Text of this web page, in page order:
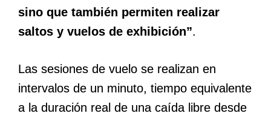
sino que también permiten realizar
saltos y vuelos de exhibición”.
Las sesiones de vuelo se realizan en
intervalos de un minuto, tiempo equivalente
a la duración real de una caída libre desde